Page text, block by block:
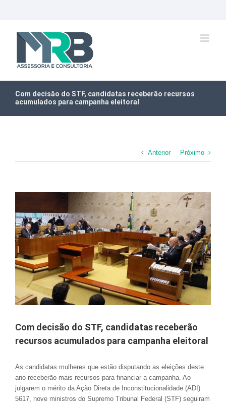
Com decisão do STF, candidatas receberão recursos
acumulados para campanha eleitoral
Anterior Próximo
Image
Com decisão do STF, candidatas receberão
recursos acumulados para campanha eleitoral
As candidatas mulheres que estão disputando as eleições deste
ano receberão mais recursos para financiar a campanha. Ao
julgarem o mérito da Ação Direta de Inconstitucionalidade (ADI)
5617, nove ministros do Supremo Tribunal Federal (STF) seguiram